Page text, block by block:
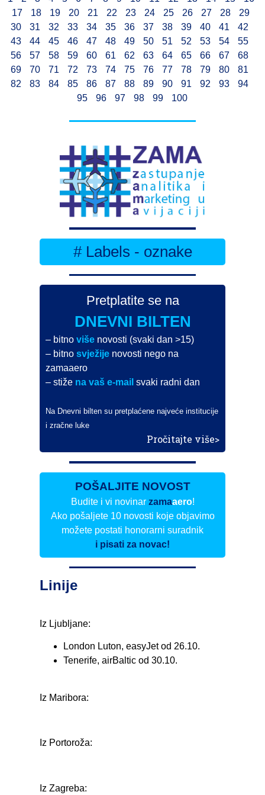
17
18 19 20 21 22 23 24 25 26 27 28
29
30
31 32 33 34 35 36 37 38 39 40 41
42
43
44 45 46 47 48 49 50 51 52 53 54
55
56
57 58 59 60 61 62 63 64 65 66 67
68
69
70 71 72 73 74 75 76 77 78 79 80
81
82
83 84 85 86 87 88 89 90 91 92 93
94
95
96 97 98 99 100
# Labels - oznake
Pretplatite se na
DNEVNI BILTEN
– bitnoviše novosti (svaki dan >15)
– bitnosvježije novosti nego na
zamaaero
– stiže na vaš e-mail svaki radni dan
Na Dnevni bilten su pretplaćene najveće institucije
i zračne luke
Pročitajte više>
POŠALJITE NOVOST
Budite i vi novinar zamaaero!
Ako pošaljete 10 novosti koje objavimo
možete postati honorarni suradnik
i pisati za novac!
Linije
Iz Ljubljane:
London Luton, easyJet od 26.10.
Tenerife, airBaltic od 30.10.
Iz Maribora:
Iz Portoroža:
Iz Zagreba: